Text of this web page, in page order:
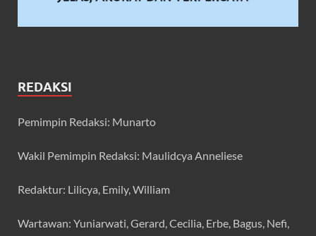
REDAKSI
Pemimpin Redaksi: Munarto
Wakil Pemimpin Redaksi: Maulidcya Anneliese
Redaktur: Lilicya, Emily, William
Wartawan: Yuniarwati, Gerard, Cecilia, Erbe, Bagus, Nefi,